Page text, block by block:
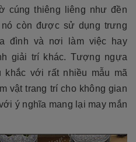
cúng thiêng liêng như đền
còn được sử dụng trưng
đình và nơi làm việc hay
giải trí khác. Tượng ngựa
khắc với rất nhiều mẫu mã
vật trang trí cho không gian
ý nghĩa mang lại may mắn